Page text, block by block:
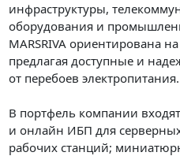
инфраструктуры,
оборудования и
MARSRIVA ориентирована
предлагая доступные и
от перебоев электропитания.
В портфель компании
и онлайн ИБП для
рабочих станций;